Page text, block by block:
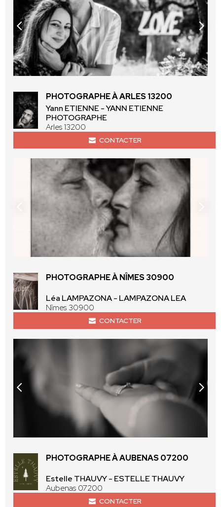
PHOTOGRAPHE À ARLES 13200
Yann ETIENNE - YANN ETIENNE
PHOTOGRAPHE
Arles 13200
CONTACTER
PHOTOGRAPHE À NÎMES 30900
Léa LAMPAZONA - LAMPAZONA LEA
Nîmes 30900
CONTACTER
PHOTOGRAPHE À AUBENAS 07200
Estelle THAUVY - ESTELLE THAUVY
Aubenas 07200
CONTACTER